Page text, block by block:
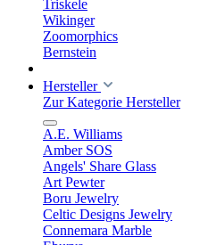
Triskele
Wikinger
Zoomorphics
Bernstein
Hersteller
Zur Kategorie Hersteller
A.E. Williams
Amber SOS
Angels' Share Glass
Art Pewter
Boru Jewelry
Celtic Designs Jewelry
Connemara Marble